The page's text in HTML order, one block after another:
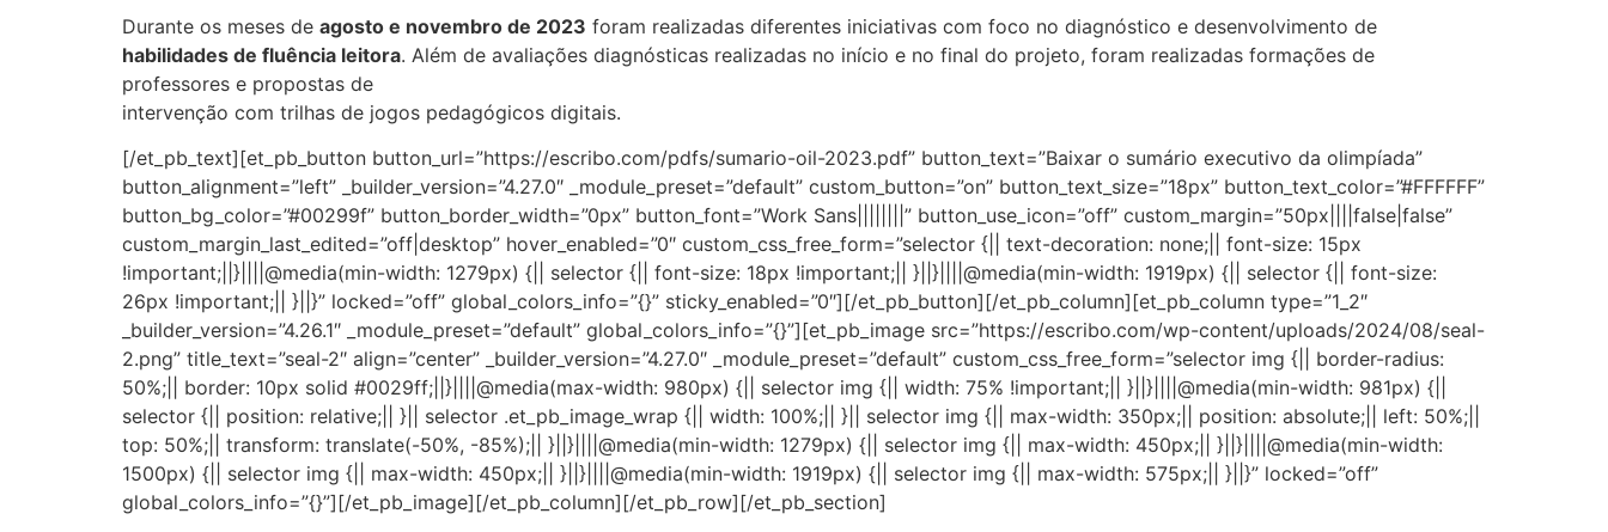
Durante os meses de agosto e novembro de 2023 foram realizadas diferentes iniciativas com foco no diagnóstico e desenvolvimento de
habilidades de fluência leitora. Além de avaliações diagnósticas realizadas no início e no final do projeto, foram realizadas formações de
professores e propostas de
intervenção com trilhas de jogos pedagógicos digitais.
[/et_pb_text][et_pb_button button_url=”https://escribo.com/pdfs/sumario-oil-2023.pdf” button_text=”Baixar o sumário executivo da olimpíada”
button_alignment=”left” _builder_version=”4.27.0″ _module_preset=”default” custom_button=”on” button_text_size=”18px” button_text_color=”#FFFFFF”
button_bg_color=”#00299f” button_border_width=”0px” button_font=”Work Sans||||||||” button_use_icon=”off” custom_margin=”50px||||false|false”
custom_margin_last_edited=”off|desktop” hover_enabled=”0″ custom_css_free_form=”selector {|| text-decoration: none;|| font-size: 15px
!important;||}||||@media(min-width: 1279px) {|| selector {|| font-size: 18px !important;|| }||}||||@media(min-width: 1919px) {|| selector {|| font-size:
26px !important;|| }||}” locked=”off” global_colors_info=”{}” sticky_enabled=”0″][/et_pb_button][/et_pb_column][et_pb_column type=”1_2″
_builder_version=”4.26.1″ _module_preset=”default” global_colors_info=”{}”][et_pb_image src=”https://escribo.com/wp-content/uploads/2024/08/seal-
2.png” title_text=”seal-2″ align=”center” _builder_version=”4.27.0″ _module_preset=”default” custom_css_free_form=”selector img {|| border-radius:
50%;|| border: 10px solid #0029ff;||}||||@media(max-width: 980px) {|| selector img {|| width: 75% !important;|| }||}||||@media(min-width: 981px) {||
selector {|| position: relative;|| }|| selector .et_pb_image_wrap {|| width: 100%;|| }|| selector img {|| max-width: 350px;|| position: absolute;|| left: 50%;||
top: 50%;|| transform: translate(-50%, -85%);|| }||}||||@media(min-width: 1279px) {|| selector img {|| max-width: 450px;|| }||}||||@media(min-width:
1500px) {|| selector img {|| max-width: 450px;|| }||}||||@media(min-width: 1919px) {|| selector img {|| max-width: 575px;|| }||}” locked=”off”
global_colors_info=”{}”][/et_pb_image][/et_pb_column][/et_pb_row][/et_pb_section]